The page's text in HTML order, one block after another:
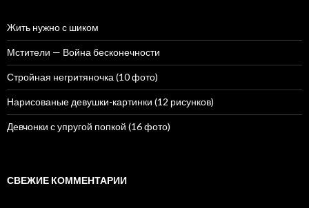
Жить нужно с шиком
Мстители — Война бесконечности
Стройная негритяночка (10 фото)
Нарисованые девушки-картинки (12 рисунков)
Девчонки с упругой попкой (16 фото)
СВЕЖИЕ КОММЕНТАРИИ